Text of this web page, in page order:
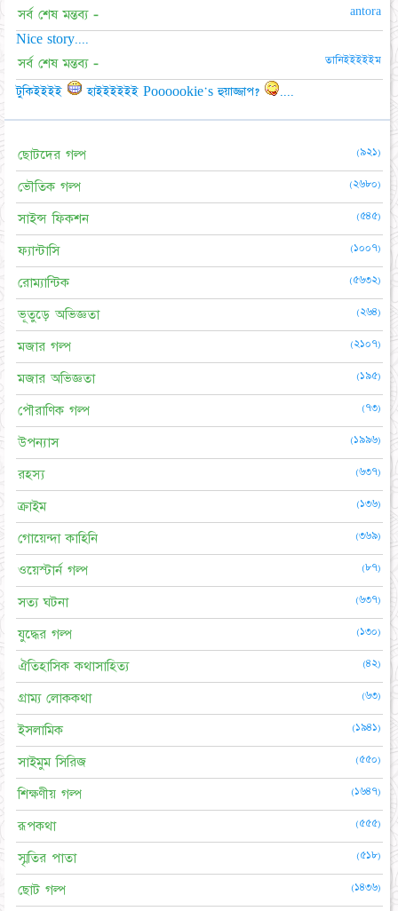
সর্ব শেষ মন্তব্য - antora
Nice story....
সর্ব শেষ মন্তব্য - তানিইইইইইম
টুকিইইইই হাইইইইইই Poooookie's হুয়াজ্জাপ? ....
ছোটদের গল্প (৯২১)
ভৌতিক গল্প (২৬৮০)
সাইন্স ফিকশন (৫৪৫)
ফ্যান্টাসি (১০০৭)
রোম্যান্টিক (৫৬৩২)
ভূতুড়ে অভিজ্ঞতা (২৬৪)
মজার গল্প (২১০৭)
মজার অভিজ্ঞতা (১৯৫)
পৌরাণিক গল্প (৭৩)
উপন্যাস (১৯৯৬)
রহস্য (৬৩৭)
ক্রাইম (১৩৬)
গোয়েন্দা কাহিনি (৩৬৯)
ওয়েস্টার্ন গল্প (৮৭)
সত্য ঘটনা (৬৩৭)
যুদ্ধের গল্প (১৩০)
ঐতিহাসিক কথাসাহিত্য (৪২)
গ্রাম্য লোককথা (৬৩)
ইসলামিক (১৯৪১)
সাইমুম সিরিজ (৫৫০)
শিক্ষণীয় গল্প (১৬৪৭)
রূপকথা (৫৫৫)
স্মৃতির পাতা (৫১৮)
ছোট গল্প (১৪৩৬)